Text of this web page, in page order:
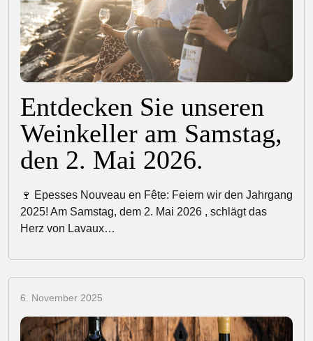
Entdecken Sie unseren
Weinkeller am Samstag,
den 2. Mai 2026.
🍷 Epesses Nouveau en Fête: Feiern wir den Jahrgang
2025! Am Samstag, dem 2. Mai 2026 , schlägt das
Herz von Lavaux…
6. November 2025